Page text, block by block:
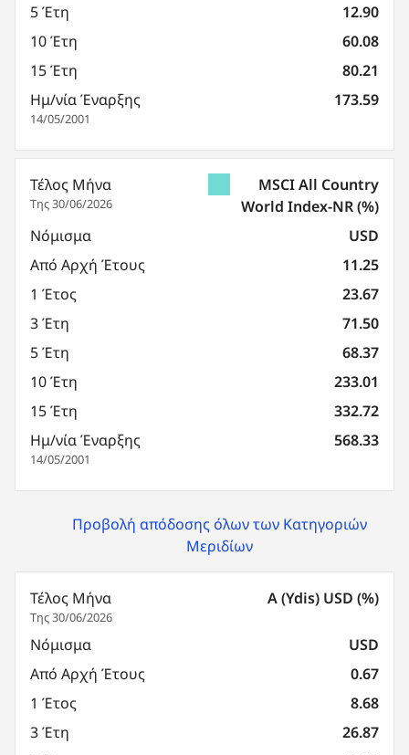
5 Έτη
12.90
10 Έτη
60.08
15 Έτη
80.21
Ημ/νία Έναρξης
14/05/2001
173.59
Τέλος Μήνα
Της 30/06/2026
MSCI All Country
World Index-NR(%)
Νόμισμα
USD
Από Αρχή Έτους
11.25
1 Έτος
23.67
3 Έτη
71.50
5 Έτη
68.37
10 Έτη
233.01
15 Έτη
332.72
Ημ/νία Έναρξης
14/05/2001
568.33
Προβολή απόδοσης όλων των Κατηγοριών
Μεριδίων
Τέλος Μήνα
Της 30/06/2026
A (Ydis) USD (%)
Νόμισμα
USD
Από Αρχή Έτους
0.67
1 Έτος
8.68
3 Έτη
26.87